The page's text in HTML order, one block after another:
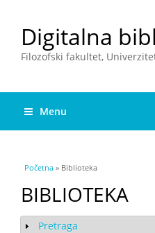
Digitalna
Filozofski fakultet,
Menu
You are here
Početna » Biblioteka
BIBLIOTEKA
Show
Pretraga